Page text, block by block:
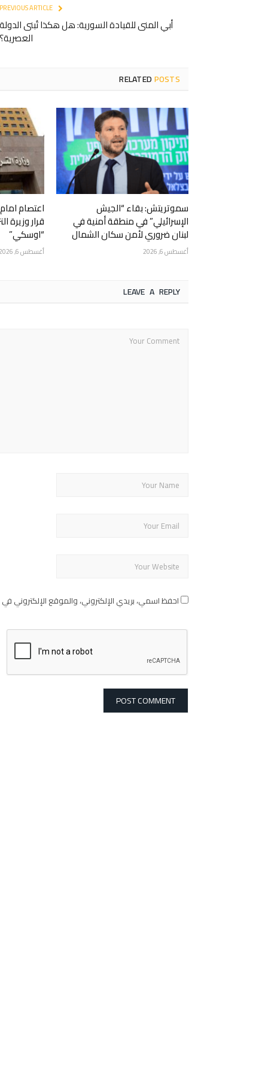
أبي المنى للقيادة السورية: هل هكذا تُبنى الدولة
العصرية؟
RELATEDPOSTS
سموتريتش: بقاء “الجيش
الإسرائيلي” في منطقة أمنية في
لبنان ضروري لأمن سكان الشمال
أغسطس 6, 2026
اعتصام امام
قرار وزيرة
“اوسكي”
أغسطس 6, 2026
LEAVE A REPLY
احفظ اسمي، بريدي الإلكتروني، والموقع الإلكتروني